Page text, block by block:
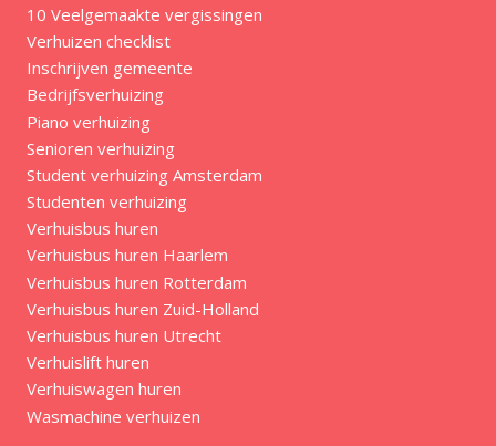
10 Veelgemaakte vergissingen
Verhuizen checklist
Inschrijven gemeente
Bedrijfsverhuizing
Piano verhuizing
Senioren verhuizing
Student verhuizing Amsterdam
Studenten verhuizing
Verhuisbus huren
Verhuisbus huren Haarlem
Verhuisbus huren Rotterdam
Verhuisbus huren Zuid-Holland
Verhuisbus huren Utrecht
Verhuislift huren
Verhuiswagen huren
Wasmachine verhuizen